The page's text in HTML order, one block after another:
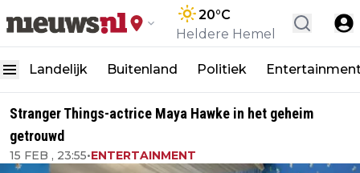
20°C
Heldere Hemel
Landelijk Buitenland Politiek
Stranger Things-actrice Maya Hawke in het geheim
getrouwd
15 FEB , 23:55•ENTERTAINMENT